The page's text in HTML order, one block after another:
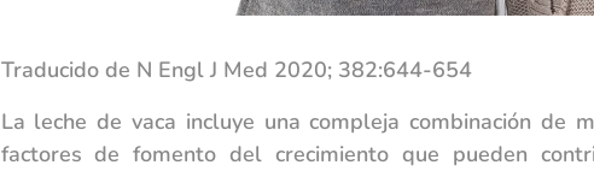
Traducido de N Engl J Med 2020; 382:644-654
La leche de vaca incluye una compleja combinación de
factores de fomento del crecimiento que pueden